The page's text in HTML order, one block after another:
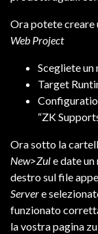
Ora potete
Web Project
Scegliete
Target
“ZK
Ora sotto la
New>Zule date
destro sul file
Servere
funzionato
la vostra pagina